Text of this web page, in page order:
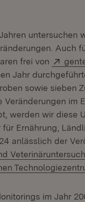
Jahren
Auch
frei von
Jahr
sowie sieben
Veränderungen im
werden wir diese
Ernährung,
anlässlich der
im Jahr